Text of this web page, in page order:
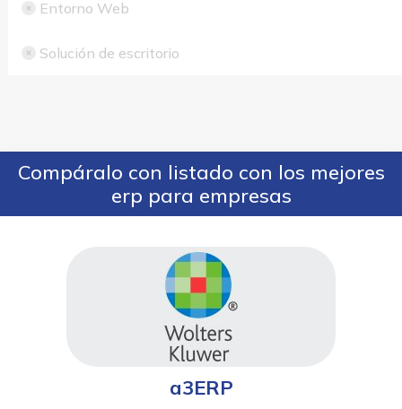
Entorno Web
Solución de escritorio
Compáralo con listado con los mejores
erp para empresas
a3ERP